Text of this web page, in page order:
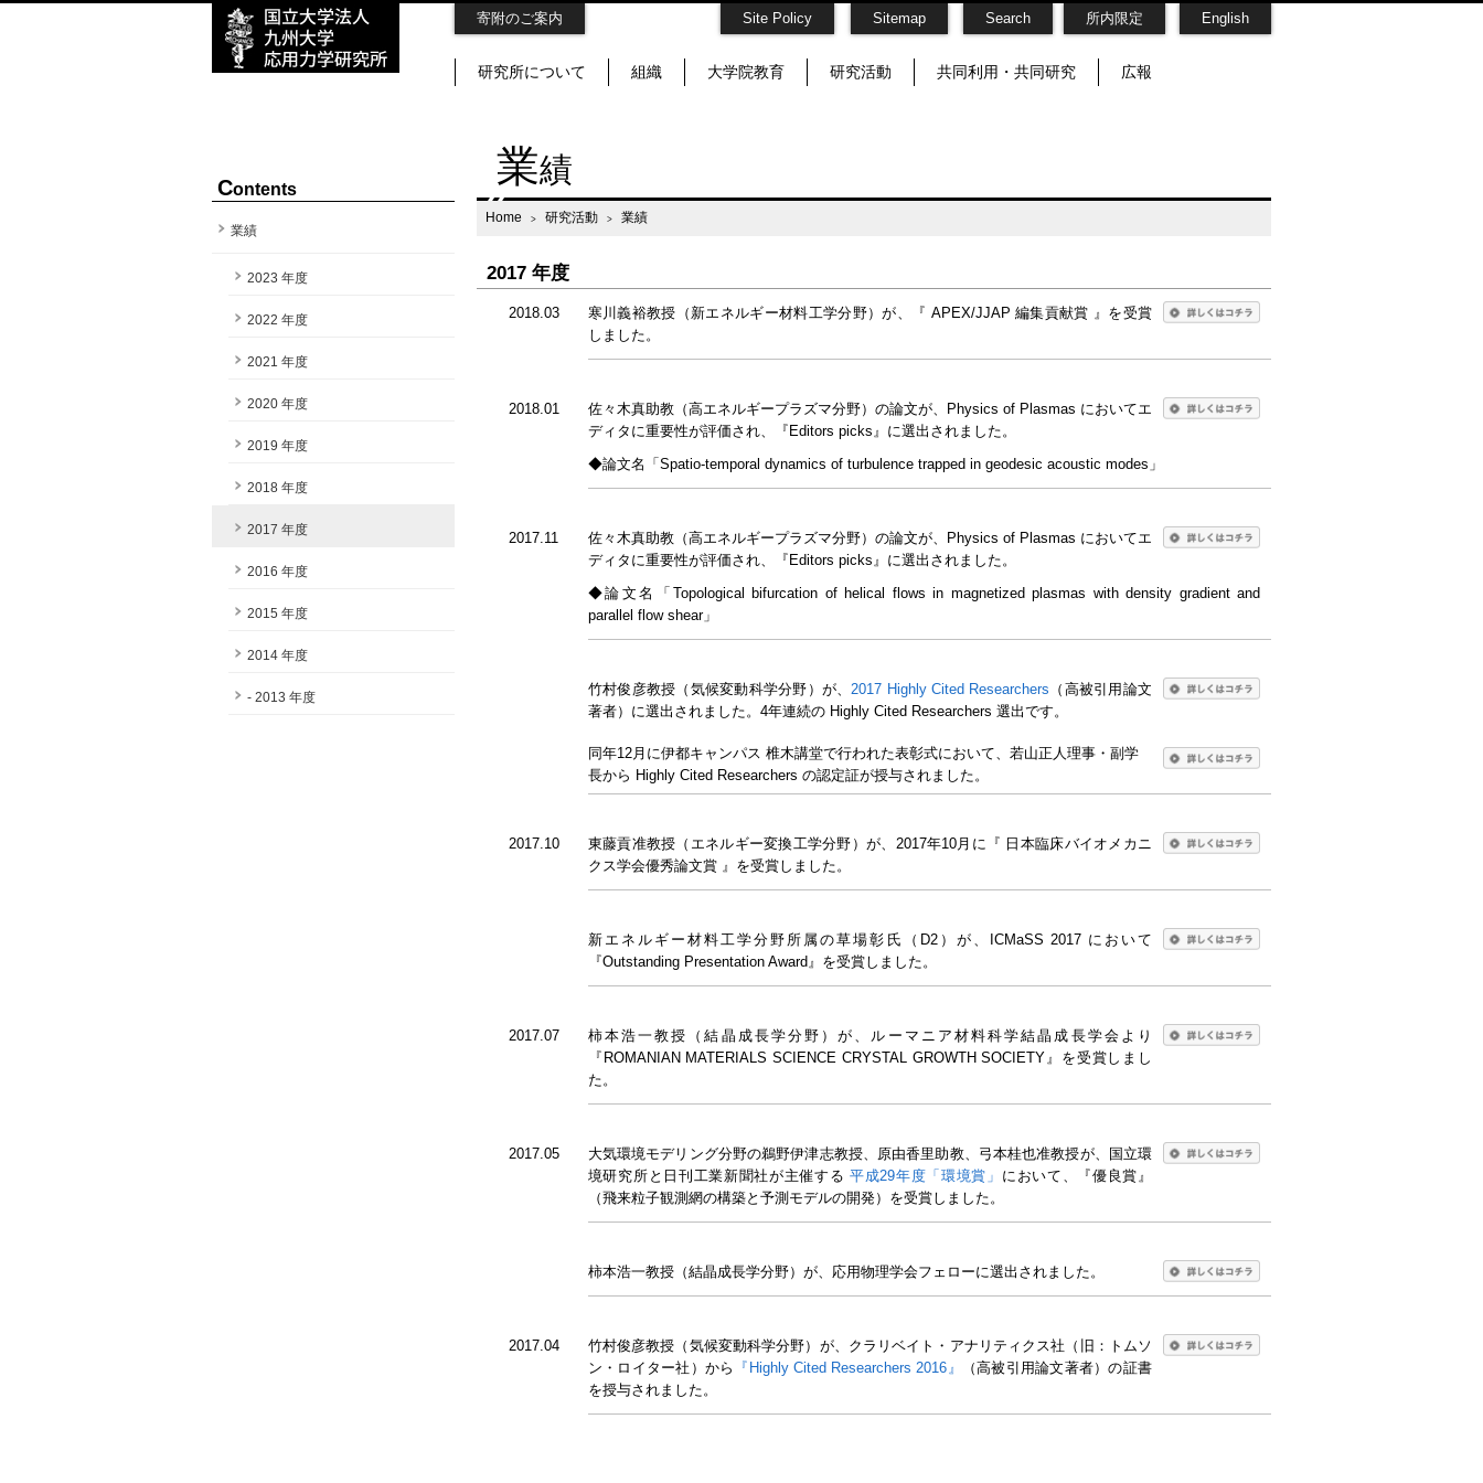
English
所内限定
Search
Sitemap
Site Policy
寄附のご案内
研究所について 組織 大学院教育 研究活動 共同利用・共同研究 広報
Contents
業績
2023 年度
2022 年度
2021 年度
2020 年度
2019 年度
2018 年度
2017 年度
2016 年度
2015 年度
2014 年度
- 2013 年度
業績
Home 研究活動 業績
2017 年度
2018.03
寒川義裕教授（新エネルギー材料工学分野）が、『 APEX/JJAP 編集貢献賞 』を受賞
しました。
2018.01
佐々木真助教（高エネルギープラズマ分野）の論文が、Physics of Plasmas においてエ
ディタに重要性が評価され、『Editors picks』に選出されました。
◆論文名「Spatio-temporal dynamics of turbulence trapped in geodesic acoustic modes」
2017.11
佐々木真助教（高エネルギープラズマ分野）の論文が、Physics of Plasmas においてエ
ディタに重要性が評価され、『Editors picks』に選出されました。
◆論文名「Topological bifurcation of helical flows in magnetized plasmas with density gradient and
parallel flow shear」
竹村俊彦教授（気候変動科学分野）が、 2017 Highly Cited Researchers （高被引用論文
著者）に選出されました。4年連続の Highly Cited Researchers 選出です。
同年12月に伊都キャンパス 椎木講堂で行われた表彰式において、若山正人理事・副学
長から Highly Cited Researchers の認定証が授与されました。
2017.10
東藤貢准教授（エネルギー変換工学分野）が、2017年10月に『 日本臨床バイオメカニ
クス学会優秀論文賞 』を受賞しました。
新エネルギー材料工学分野所属の草場彰氏（D2）が、ICMaSS 2017 において
『Outstanding Presentation Award』を受賞しました。
2017.07
柿本浩一教授（結晶成長学分野）が、ルーマニア材料科学結晶成長学会より
『ROMANIAN MATERIALS SCIENCE CRYSTAL GROWTH SOCIETY』を受賞しまし
た。
2017.05
大気環境モデリング分野の鵜野伊津志教授、原由香里助教、弓本桂也准教授が、国立環
境研究所と日刊工業新聞社が主催する平成29年度「環境賞」 において、『優良賞』
（飛来粒子観測網の構築と予測モデルの開発）を受賞しました。
柿本浩一教授（結晶成長学分野）が、応用物理学会フェローに選出されました。
2017.04
竹村俊彦教授（気候変動科学分野）が、クラリベイト・アナリティクス社（旧：トムソ
ン・ロイター社）から
『Highly Cited Researchers 2016』
（高被引用論文著者）の証書
を授与されました。